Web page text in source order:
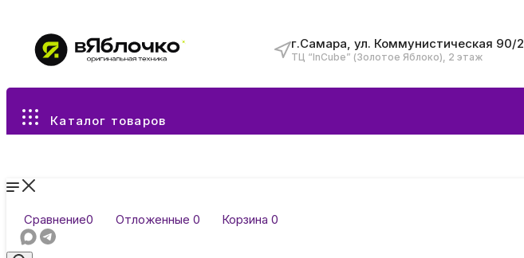
г.Самара, ул. Коммунистическая 90/2
ТЦ “InCube” (Золотое Яблоко), 2 этаж
Каталог товаров
Сравнение0 Отложенные 0 Корзина 0
Все разделы каталога